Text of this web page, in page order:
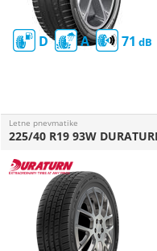
D A 71
Letne pnevmatike
225/40 R19 93W